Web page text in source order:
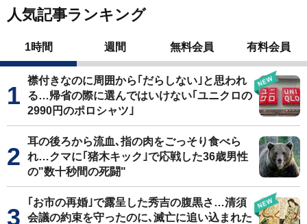
人気記事ランキング
1時間 週間 無料会員 有料会員
襟付きなのに周囲から｢だらしない｣と思われ
る…帰省の際に選んではいけない｢ユニクロの
2990円のポロシャツ｣
耳の後ろから流血､指の肉をごっそり食べら
れ…クマに｢猪木キック｣で応戦した36歳男性
の"数十秒間の死闘"
｢お市の再婚｣で露呈した秀吉の腹黒さ…清須
会議の約束を守ったのに､滅亡に追い込まれた